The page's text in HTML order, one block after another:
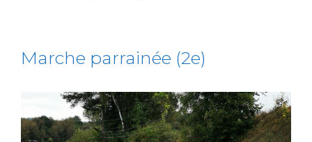
Marche parrainée (2e)